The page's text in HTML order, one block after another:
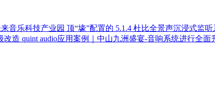
顶“壕”配置的 5.1.4 杜比全景声沉浸式监
quint audio应用案例｜中山九洲盛宴-音响系统进行全面